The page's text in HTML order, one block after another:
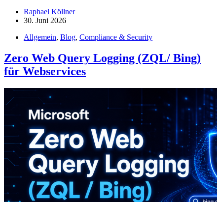
Raphael Köllner
30. Juni 2026
Allgemein, Blog, Compliance & Security
Zero Web Query Logging (ZQL/ Bing)
für Webservices